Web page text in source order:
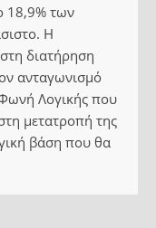
18,9% των
Η
διατήρηση
ανταγωνισμό
Λογικής που
μετατροπή της
βάση που θα